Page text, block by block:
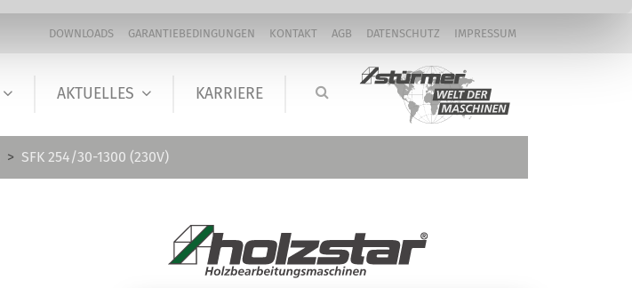
DOWNLOADS GARANTIEBEDINGUNGEN KONTAKT AGB DATENSCHUTZ IMPRESSUM
AKTUELLES KARRIERE
SFK 254/30-1300 (230V)